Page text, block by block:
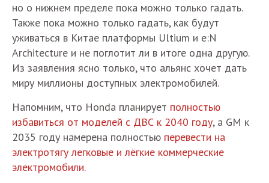
но о нижнем пределе пока можно только гадать.
Также пока можно только гадать, как будут
уживаться в Китае платформы Ultium и e:N
Architecture и не поглотит ли в итоге одна другую.
Из заявления ясно только, что альянс хочет дать
миру миллионы доступных электромобилей.
Напомним, что Honda планирует полностью
избавиться от моделей с ДВС к 2040 году, а GM к
2035 году намерена полностью перевести на
электротягу легковые и лёгкие коммерческие
электромобили.